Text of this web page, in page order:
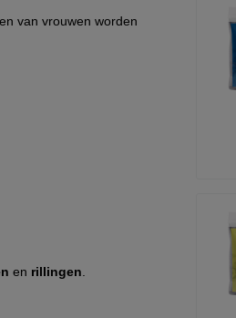
van vrouwen worden
en rillingen